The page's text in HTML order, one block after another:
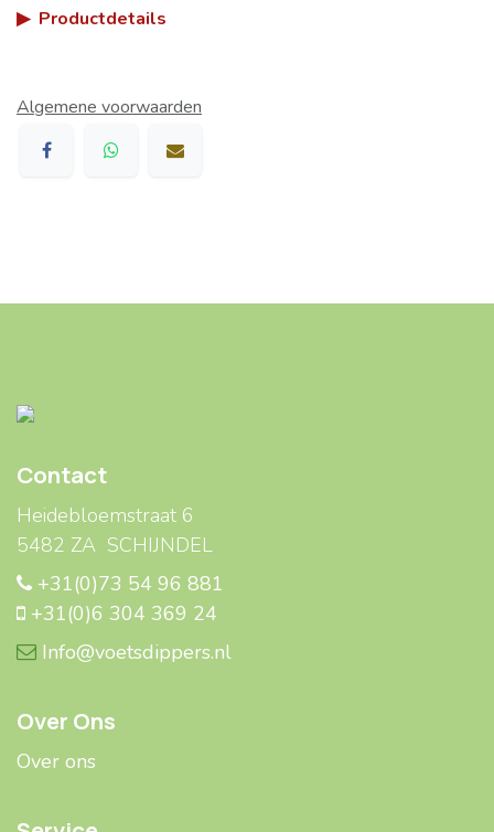
▶ Productdetails
Algemene voorwaarden
Contact
Heidebloemstraat 6
5482 ZA SCHIJNDEL
+31(0)73 54 96 881
+31(0)6 304 369 24
Info@voetsdippers.nl
Over Ons
Over ons